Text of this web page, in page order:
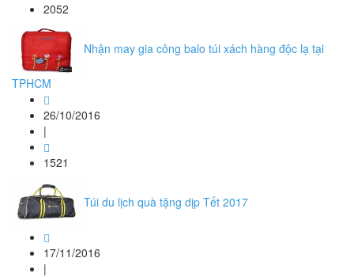
2052
Nhận may gia công balo túi xách hàng độc lạ tại
TPHCM
26/10/2016
|
1521
Túi du lịch quà tặng dịp Tết 2017
17/11/2016
|